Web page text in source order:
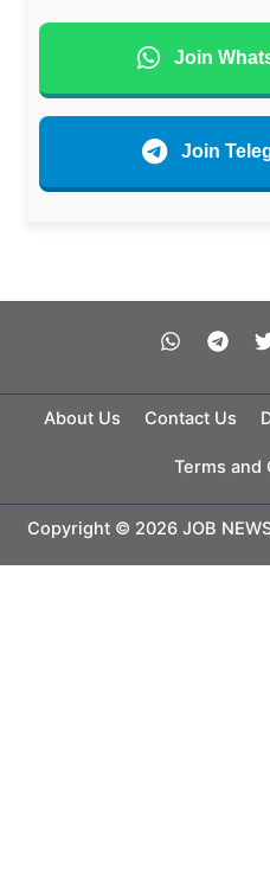
Join
Join
About Us Contact Us
Terms and
Copyright © 2026 JOB